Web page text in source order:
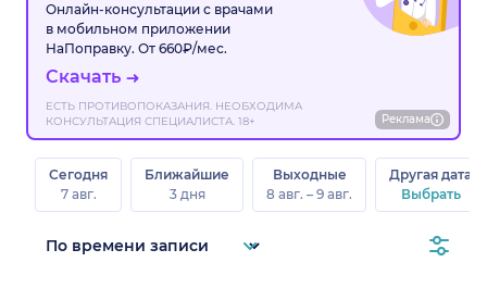
Онлайн-консультации с врачами
в мобильном приложении
НаПоправку. От 660₽/мес.
Скачать
ЕСТЬ ПРОТИВОПОКАЗАНИЯ. НЕОБХОДИМА
КОНСУЛЬТАЦИЯ СПЕЦИАЛИСТА. 18+
Реклама
Сегодня
7 авг.
Ближайшие
3 дня
Выходные
8 авг. – 9 авг.
Другая дата
Выбрать